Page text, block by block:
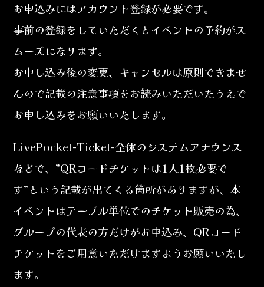
お申込みにはアカウント登録が必要です。
事前の登録をしていただくとイベントの予約がス
ムーズになります。
お申し込み後の変更、キャンセルは原則できませ
んので記載の注意事項をお読みいただいたうえで
お申し込みをお願いいたします。
LivePocket-Ticket-全体のシステムアナウンス
などで、”QRコードチケットは1人1枚必要で
す”という記載が出てくる箇所がありますが、本
イベントはテーブル単位でのチケット販売の為、
グループの代表の方だけがお申込み、QRコード
チケットをご用意いただけますようお願いいたし
ます。